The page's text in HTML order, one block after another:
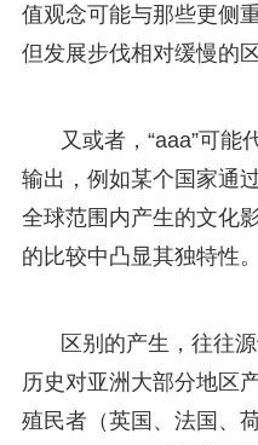
值观念可能与那些更侧
但发展步伐相对缓慢的
又或者，“aaa”可
输出，例如某个国家通
全球范围内产生的文化
的比较中凸显其独特性。
区别的产生，往往
历史对亚洲大部分地区
殖民者（英国、法国、